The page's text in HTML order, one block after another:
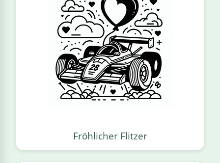
Fröhlicher Flitzer